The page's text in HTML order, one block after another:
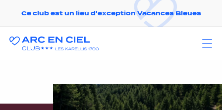
Ce club est un lieu d'exception Vacances Bleues